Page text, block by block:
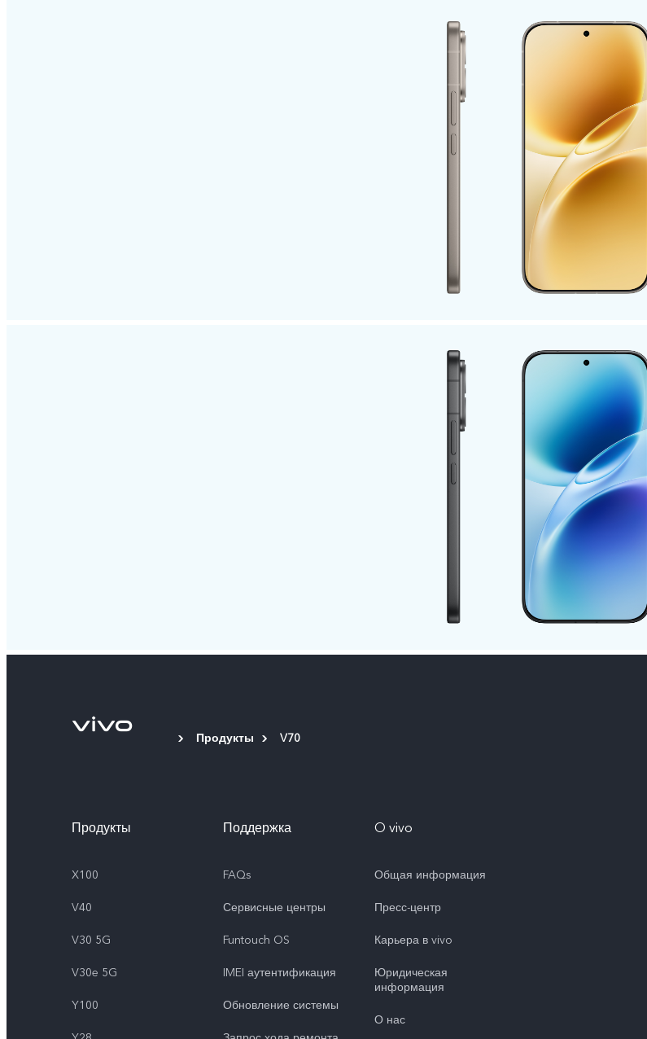
Продукты V70
Продукты
X100
V40
V30 5G
V30e 5G
Y100
Поддержка
FAQs
Сервисные центры
Funtouch OS
IMEI аутентификация
Обновление системы
O vivo
Общая информация
Пресс-центр
Карьера в vivo
Юридическая
информация
О нас